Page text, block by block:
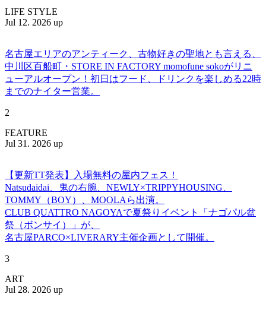
LIFE STYLE
Jul 12. 2026 up
名古屋エリアのアンティーク、古物好きの聖地とも言える、
中川区百船町・STORE IN FACTORY momofune sokoがリニ
ューアルオープン！初日はフード、ドリンクを楽しめる22時
までのナイター営業。
2
FEATURE
Jul 31. 2026 up
【更新TT発表】入場無料の屋内フェス！
Natsudaidai、鬼の右腕、NEWLY×TRIPPYHOUSING、
TOMMY（BOY）、MOOLAら出演。
CLUB QUATTRO NAGOYAで夏祭りイベント「ナゴパル盆
祭（ボンサイ）」が、
名古屋PARCO×LIVERARY主催企画として開催。
3
ART
Jul 28. 2026 up